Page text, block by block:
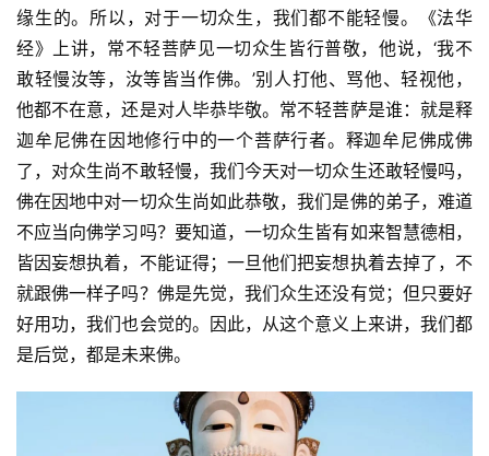
缘生的。所以，对于一切众生，我们都不能轻慢。《法华
经》上讲，常不轻菩萨见一切众生皆行普敬，他说，‘我不
敢轻慢汝等，汝等皆当作佛。’别人打他、骂他、轻视他，
他都不在意，还是对人毕恭毕敬。常不轻菩萨是谁：就是释
迦牟尼佛在因地修行中的一个菩萨行者。释迦牟尼佛成佛
了，对众生尚不敢轻慢，我们今天对一切众生还敢轻慢吗，
佛在因地中对一切众生尚如此恭敬，我们是佛的弟子，难道
不应当向佛学习吗？要知道，一切众生皆有如来智慧德相，
皆因妄想执着，不能证得；一旦他们把妄想执着去掉了，不
就跟佛一样子吗？佛是先觉，我们众生还没有觉；但只要好
好用功，我们也会觉的。因此，从这个意义上来讲，我们都
是后觉，都是未来佛。